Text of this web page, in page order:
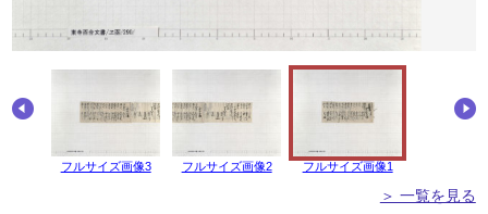
フルサイズ画像3 フルサイズ画像2 フルサイズ画像1
＞ 一覧を見る